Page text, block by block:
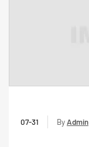
07-31 ByAdmin